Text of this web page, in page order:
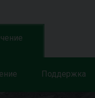
Поддержка